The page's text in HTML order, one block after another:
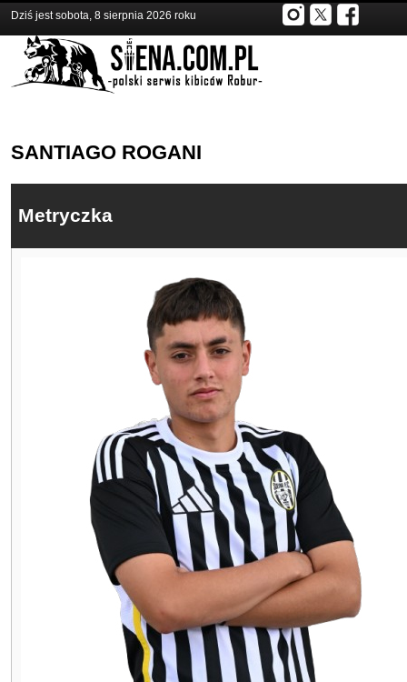
Dziś jest sobota, 8 sierpnia 2026 roku
SANTIAGO ROGANI
Metryczka